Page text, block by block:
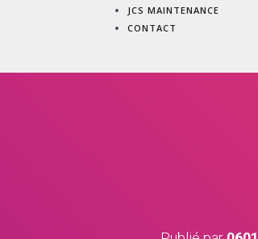
JCS MAINTENANCE
CONTACT